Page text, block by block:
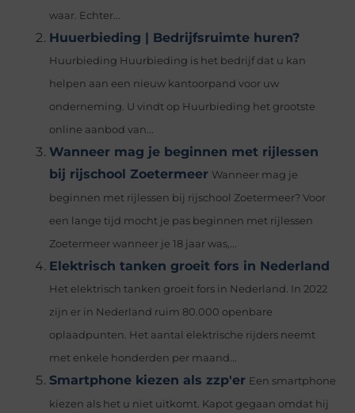
waar. Echter...
Huuerbieding | Bedrijfsruimte huren?
Huurbieding Huurbieding is het bedrijf dat u kan
helpen aan een nieuw kantoorpand voor uw
onderneming. U vindt op Huurbieding het grootste
online aanbod van...
Wanneer mag je beginnen met rijlessen
bij rijschool Zoetermeer Wanneer mag je
beginnen met rijlessen bij rijschool Zoetermeer? Voor
een lange tijd mocht je pas beginnen met rijlessen
Zoetermeer wanneer je 18 jaar was,...
Elektrisch tanken groeit fors in Nederland
Het elektrisch tanken groeit fors in Nederland. In 2022
zijn er in Nederland ruim 80.000 openbare
oplaadpunten. Het aantal elektrische rijders neemt
met enkele honderden per maand...
Smartphone kiezen als zzp'er Een smartphone
kiezen als het u niet uitkomt. Kapot gegaan omdat hij